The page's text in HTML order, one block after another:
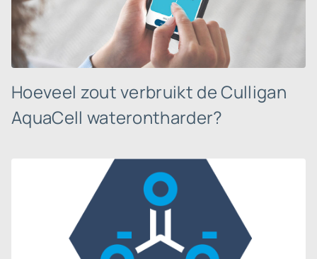
Hoeveel zout verbruikt de Culligan
AquaCell waterontharder?